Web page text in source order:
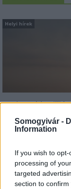
Somogyivár -
Information
If you wish to
processing of
targeted
section to
Helyi hírek
Amire
csökken a riasztás
Aktuális